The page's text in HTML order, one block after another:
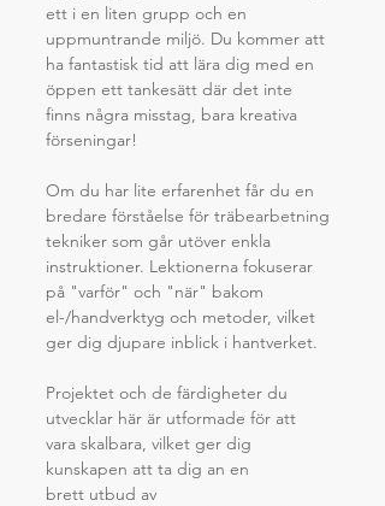
ett i en liten grupp och en
uppmuntrande miljö. Du kommer att
ha fantastisk tid att lära dig med en
öppen ett tankesätt där det inte
finns några misstag, bara kreativa
förseningar!
Om du har lite erfarenhet får du en
bredare förståelse för träbearbetning
tekniker som går utöver enkla
instruktioner. Lektionerna fokuserar
på "varför" och "när" bakom
el-/handverktyg och metoder, vilket
ger dig djupare inblick i hantverket.
Projektet och de färdigheter du
utvecklar här är utformade för att
vara skalbara, vilket ger dig
kunskapen att ta dig an en
brett utbud av